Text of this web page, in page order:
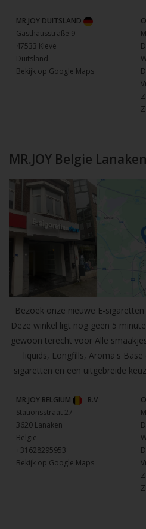
MR.JOY DUITSLAND
Gasthausstraße 9
47533 Kleve
Duitsland
Bekijk op Google Maps
MR.JOY Belgie Lanaken
Bezoek onze nieuwe E-
Deze winkel ligt nog geen 5
gewoon terecht voor Alle
liquids, Longfills, Aroma's
sigaretten en een uitgebreide
MR.JOY BELGIUM
B.V
Stationsstraat 27
3620 Lanaken
België
+31628295953
Bekijk op Google Maps